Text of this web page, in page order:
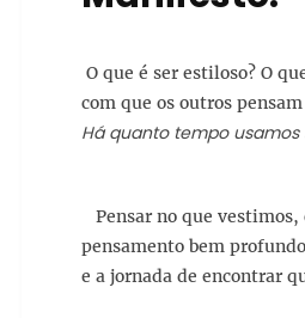
O que é ser estiloso? O
com que os outros
Há quanto tempo
Pensar no que vestimos,
pensamento bem
e a jornada de encontrar